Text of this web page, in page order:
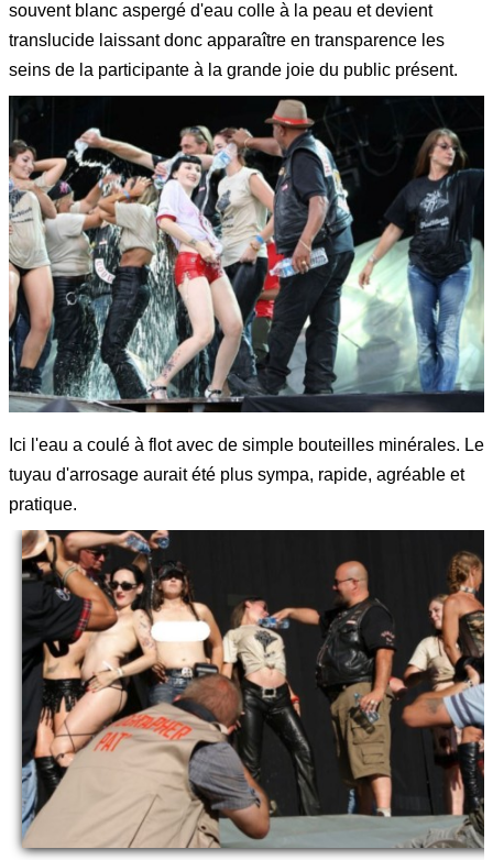
souvent blanc aspergé d'eau colle à la peau et devient
translucide laissant donc apparaître en transparence les
seins de la participante à la grande joie du public présent.
Ici l'eau a coulé à flot avec de simple bouteilles minérales. Le
tuyau d'arrosage aurait été plus sympa, rapide, agréable et
pratique.